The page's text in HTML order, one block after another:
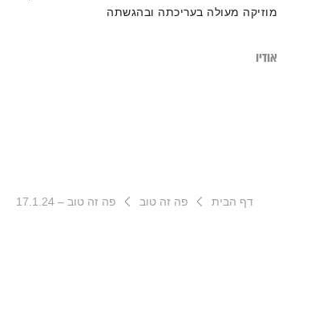
מוזיקה מעולה בעריכתה ובהגשתה
אודיו
דף הבית פה זה טוב פה זה טוב – 17.1.24